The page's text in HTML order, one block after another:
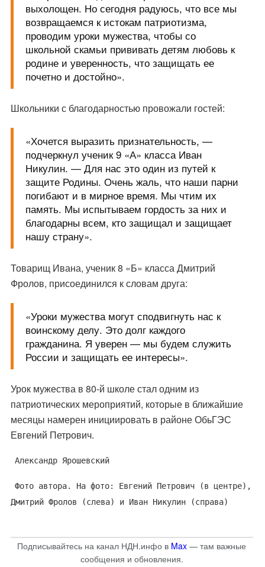
выхолощен. Но сегодня радуюсь, что все мы
возвращаемся к истокам патриотизма,
проводим уроки мужества, чтобы со
школьной скамьи прививать детям любовь к
родине и уверенность, что защищать ее
почетно и достойно».
Школьники с благодарностью провожали гостей:
«Хочется выразить признательность, —
подчеркнул ученик 9 «А» класса Иван
Никулин. — Для нас это один из путей к
защите Родины. Очень жаль, что наши парни
погибают и в мирное время. Мы чтим их
память. Мы испытываем гордость за них и
благодарны всем, кто защищал и защищает
нашу страну».
Товарищ Ивана, ученик 8 «Б» класса Дмитрий
Фролов, присоединился к словам друга:
«Уроки мужества могут сподвигнуть нас к
воинскому делу. Это долг каждого
гражданина. Я уверен — мы будем служить
России и защищать ее интересы».
Урок мужества в 80-й школе стал одним из
патриотических мероприятий, которые в ближайшие
месяцы намерен инициировать в районе ОбьГЭС
Евгений Петрович.
Александр Ярошевский
Фото автора. На фото: Евгений Петрович (в центре),
Дмитрий Фролов (слева) и Иван Никулин (справа)
Подписывайтесь на канал НДН.инфо в Max — там важные
сообщения и обновления.